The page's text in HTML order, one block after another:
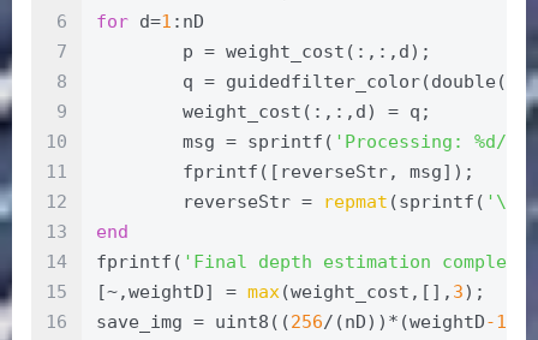
6
7
8
9
10
11
12
13
14
15
16
for d=1 :nD
        p = weight_cost(:,:,d);
q =
        weight_cost(:,:,d) = q;
        msg = sprintf(
'Processing: %d/
        fprintf([reverseStr, msg]);
        reverseStr =
repmat (sprintf( '\b'
end
fprintf( 'Final depth estimation
[~,weightD] = max(weight_cost,[], 3);
save_img = uint8((256/(nD))*(weightD-1